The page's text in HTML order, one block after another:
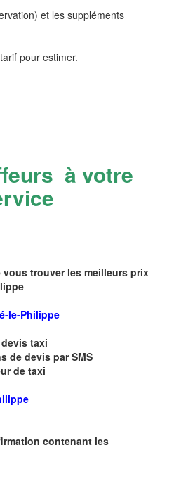
et les suppléments
pour estimer.
à votre
trouver les meilleurs prix
le-Philippe
taxi
de devis par SMS
de taxi
contenant les